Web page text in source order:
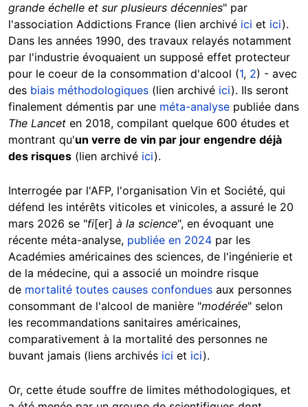
grande échelle et sur plusieurs décennies" par
l'association Addictions France (lien archivé ici et ici).
Dans les années 1990, des travaux relayés notamment
par l'industrie évoquaient un supposé effet protecteur
pour le coeur de la consommation d'alcool (1, 2) - avec
des biais méthodologiques (lien archivé ici). Ils seront
finalement démentis par une méta-analyse publiée dans
The Lancet en 2018, compilant quelque 600 études et
montrant qu'un verre de vin par jour engendre déjà
des risques (lien archivé ici).
Interrogée par l'AFP, l'organisation Vin et Société, qui
défend les intérêts viticoles et vinicoles, a assuré le 20
mars 2026 se "fi[er] à la science", en évoquant une
récente méta-analyse, publiée en 2024 par les
Académies américaines des sciences, de l'ingénierie et
de la médecine, qui a associé un moindre risque
de mortalité toutes causes confondues aux personnes
consommant de l'alcool de manière "modérée" selon
les recommandations sanitaires américaines,
comparativement à la mortalité des personnes ne
buvant jamais (liens archivés ici et ici).
Or, cette étude souffre de limites méthodologiques, et